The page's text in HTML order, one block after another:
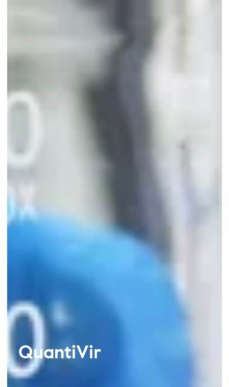
QuantiVir